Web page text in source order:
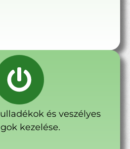
és veszélyes
kezelése.